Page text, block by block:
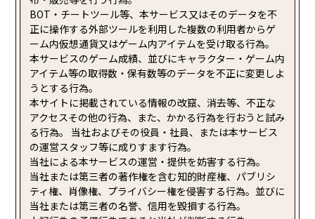
BOT・チートツール等、本サービス又はそのデータを不
正に操作する外部ツールを利用した複数の利用者からゲ
ーム内仮想通貨又はゲーム内アイテムを受け取る行為。
本サービスのゲーム成績、並びにキャラクター・ゲーム内
アイテム等の取得数・保有数等のデータを不正に変更しよ
うとする行為。
本サイトに掲載されている情報の改竄、消去等、不正な
アクセスその他の行為、また、かかる行為を行おうと試み
る行為。 当社およびその役員・社員、または本サービス
の運営スタッフ等に成りすます行為。
当社による本サービスの運営・提供を妨害する行為。
当社または第三者の著作権を含む知的財産権、パブリシ
ティ権、肖像権、プライバシー権を侵害する行為。並びに
当社または第三者の名誉、信用を毀損する行為。